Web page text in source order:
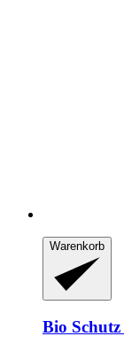
Warenkorb
Bio Schutz